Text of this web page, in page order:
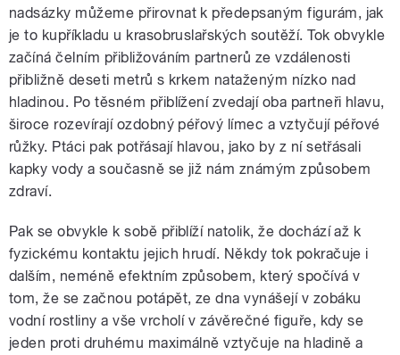
nadsázky můžeme přirovnat k předepsaným figurám, jak
je to kupříkladu u krasobruslařských soutěží. Tok obvykle
začíná čelním přibližováním partnerů ze vzdálenosti
přibližně deseti metrů s krkem nataženým nízko nad
hladinou. Po těsném přiblížení zvedají oba partneři hlavu,
široce rozevírají ozdobný péřový límec a vztyčují péřové
růžky. Ptáci pak potřásají hlavou, jako by z ní setřásali
kapky vody a současně se již nám známým způsobem
zdraví.
Pak se obvykle k sobě přiblíží natolik, že dochází až k
fyzickému kontaktu jejich hrudí. Někdy tok pokračuje i
dalším, neméně efektním způsobem, který spočívá v
tom, že se začnou potápět, ze dna vynášejí v zobáku
vodní rostliny a vše vrcholí v závěrečné figuře, kdy se
jeden proti druhému maximálně vztyčuje na hladině a